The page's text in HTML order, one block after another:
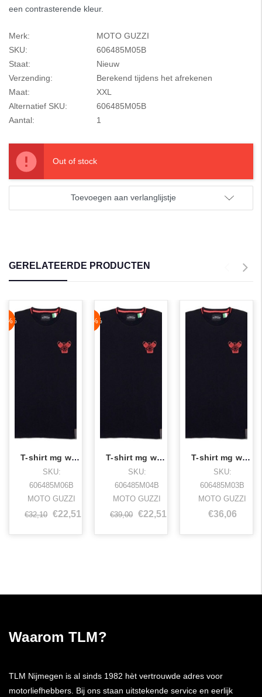
een contrasterende kleur.
Merk:
MOTO GUZZI
SKU:
606485M05B
Staat:
Nieuw
Verzending:
Berekend tijdens het afrekenen
Maat:
XXL
Alternatief SKU:
606485M05B
Aantal:
1
Out of stock
Toevoegen aan verlanglijstje
GERELATEERDE PRODUCTEN
T-shirt mg woman classic /3xl
SKU:
606485M06B
MOTO GUZZI
€32,10 €22,51
NaN%
-42%
T-shirt mg woman classic /xl
SKU:
606485M04B
MOTO GUZZI
€39,00 €22,51
T-shirt mg woman classic /l
SKU:
606485M03B
MOTO GUZZI
€36,06
Waarom TLM?
TLM Nijmegen is al sinds 1982 hèt vertrouwde adres voor
motorliefhebbers. Bij ons staan uitstekende service en eerlijk